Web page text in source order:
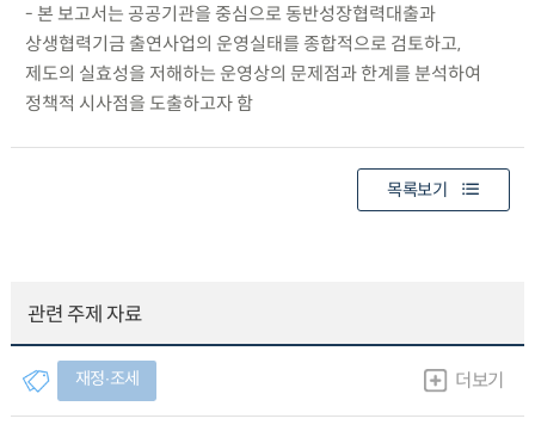
- 본 보고서는 공공기관을 중심으로 동반성장협력대출과
상생협력기금 출연사업의 운영실태를 종합적으로 검토하고,
제도의 실효성을 저해하는 운영상의 문제점과 한계를 분석하여
정책적 시사점을 도출하고자 함
목록보기
관련 주제 자료
재정∙조세 더보기